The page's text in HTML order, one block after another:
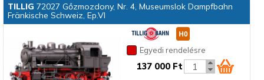
TILLIG 72027 Gőzmozdony, Nr. 4, Museumslok Dampfbahn
Fränkische Schweiz, Ep.VI
Egyedi rendelésre
137 000 Ft